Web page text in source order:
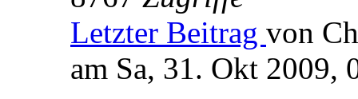
Letzter Beitrag von
am Sa, 31. Okt 2009,